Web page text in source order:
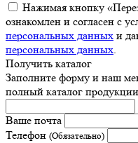
Нажимая кнопку
ознакомлен и согласен с
персональных данных и
персональных данных.
Получить каталог
Заполните форму и наш
полный каталог
Ваше почта
Телефон (Обязательно)